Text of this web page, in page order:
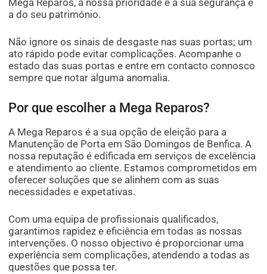
a do seu património.
Não ignore os sinais de desgaste nas suas portas; um
ato rápido pode evitar complicações. Acompanhe o
estado das suas portas e entre em contacto connosco
sempre que notar alguma anomalia.
Por que escolher a Mega Reparos?
A Mega Reparos é a sua opção de eleição para a
Manutenção de Porta em São Domingos de Benfica. A
nossa reputação é edificada em serviços de excelência
e atendimento ao cliente. Estamos comprometidos em
oferecer soluções que se alinhem com as suas
necessidades e expetativas.
Com uma equipa de profissionais qualificados,
garantimos rapidez e eficiência em todas as nossas
intervenções. O nosso objectivo é proporcionar uma
experiência sem complicações, atendendo a todas as
questões que possa ter.